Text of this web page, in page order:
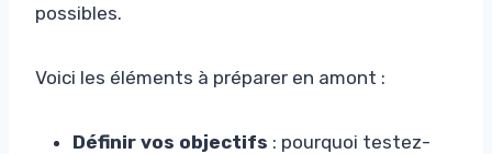
possibles.
Voici les éléments à préparer en amont :
Définir vos objectifs : pourquoi testez-